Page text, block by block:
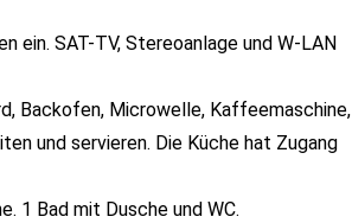
ein. SAT-TV, Stereoanlage und W-LAN
Backofen, Microwelle, Kaffeemaschine,
und servieren. Die Küche hat Zugang
1 Bad mit Dusche und WC.